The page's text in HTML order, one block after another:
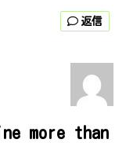
返信
more than